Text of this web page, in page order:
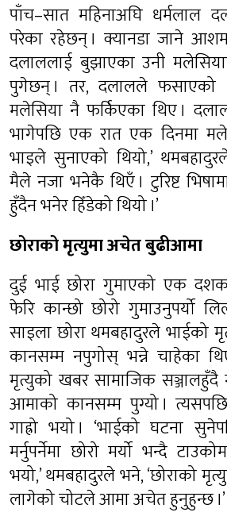
पाँच–सात महिनाअघि धर्मलाल
परेका रहेछन् । क्यानडा जाने
दलाललाई बुझाएका उनी
पुगेछन् । तर, दलालले फसाएको
मलेसिया नै फर्किएका थिए ।
भागेपछि एक रात एक दिनमा
भाइले सुनाएको थियो,’
मैले नजा भनेकै थिएँ । टुरिष्ट
हुँदैन भनेर हिँडेको थियो ।’
छोराको मृत्युमा अचेत बुढीआमा
दुई भाई छोरा गुमाएको एक
फेरि कान्छो छोरो गुमाउनुपर्यो‍
साइला छोरा थमबहादुरले भाईको
कानसम्म नपुगोस् भन्ने चाहेका
मृत्युको खबर सामाजिक सञ्जालहुँदै
आमाको कानसम्म पुग्यो ।
गाह्रो भयो । ‘भाईको घटना
मर्नुपर्नेमा छोरो मर्यो‍ भन्दै
भयो,’ थमबहादुरले भने, ‘छोराको
लागेको चोटले आमा अचेत हुनुहुन्छ ।’